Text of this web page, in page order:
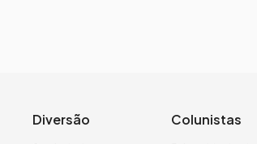
Diversão Colunistas